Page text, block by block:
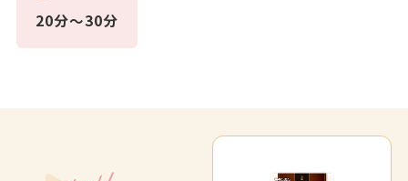
20分～30分